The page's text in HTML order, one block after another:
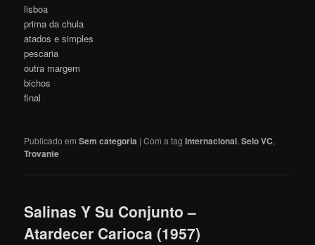
lisboa
prima da chula
atados e simples
pescaria
outra margem
bichos
final
Publicado em Sem categoria |Com a tagInternacional,Selo VC,
Trovante
Salinas Y Su Conjunto –
Atardecer Carioca (1957)